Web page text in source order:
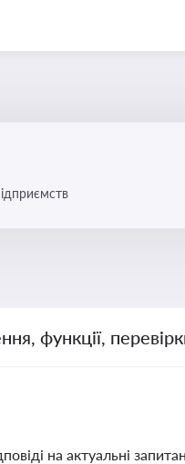
функції,
на актуальні